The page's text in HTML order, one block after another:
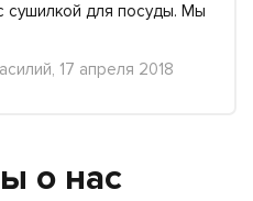
сушилкой для посуды. Мы
17 апреля 2018
о нас